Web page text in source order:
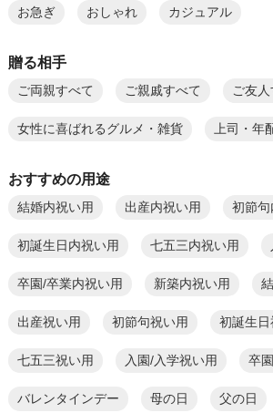
お急ぎ おしゃれ カジュアル
贈る相手
ご両親すべて ご親戚すべて ご友人
女性に喜ばれるグルメ・雑貨 上司・年
おすすめの用途
結婚内祝い用 出産内祝い用 初節句
初誕生日内祝い用 七五三内祝い用
卒園/卒業内祝い用 新築内祝い用
出産祝い用 初節句祝い用 初誕生日
七五三祝い用 入園/入学祝い用 卒
バレンタインデー 母の日 父の日